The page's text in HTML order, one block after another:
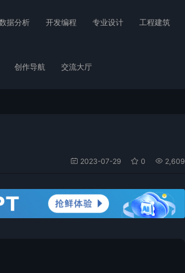
据分析 开发编程 专业设计 工程建筑
创作导航 交流大厅
2023-07-29 0 2,609